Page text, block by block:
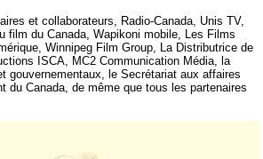
et collaborateurs, Radio-Canada, Unis TV,
film du Canada, Wapikoni mobile, Les Films
Winnipeg Film Group, La Distributrice de
ISCA, MC2 Communication Média, la
gouvernementaux, le Secrétariat aux affaires
du Canada, de même que tous les partenaires